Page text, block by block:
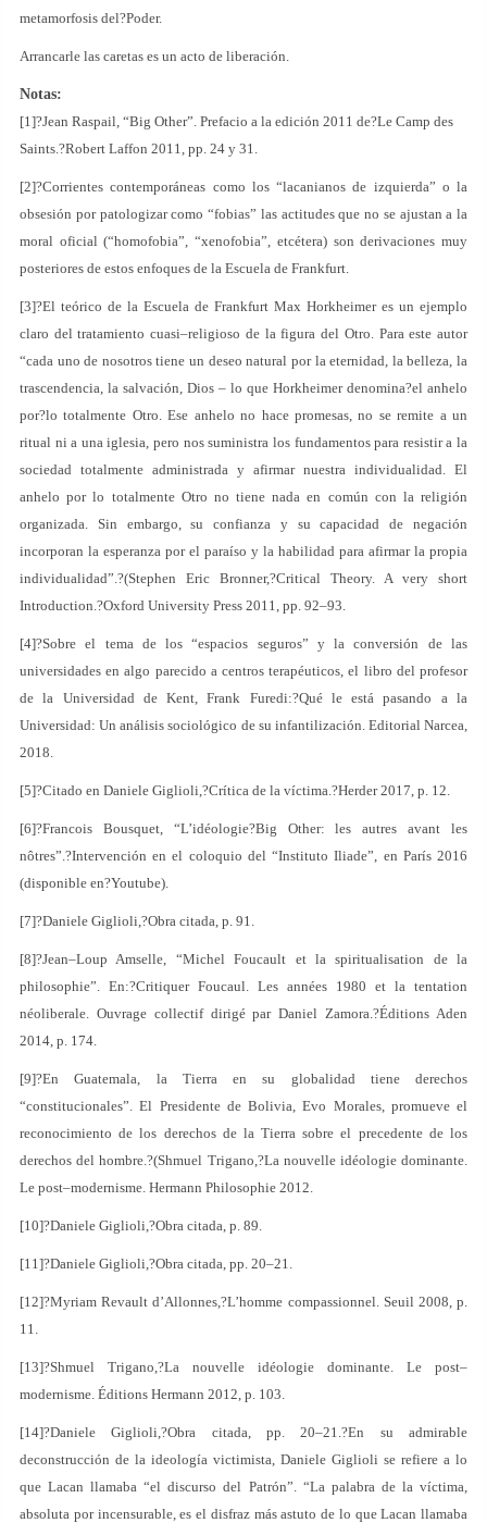
metamorfosis del?Poder.
Arrancarle las caretas es un acto de liberación.
Notas:
[1]?Jean Raspail, “Big Other”. Prefacio a la edición 2011 de?Le Camp des
Saints.?Robert Laffon 2011, pp. 24 y 31.
[2]?Corrientes contemporáneas como los “lacanianos de izquierda” o la
obsesión por patologizar como “fobias” las actitudes que no se ajustan a la
moral oficial (“homofobia”, “xenofobia”, etcétera) son derivaciones muy
posteriores de estos enfoques de la Escuela de Frankfurt.
[3]?El teórico de la Escuela de Frankfurt Max Horkheimer es un ejemplo
claro del tratamiento cuasi–religioso de la figura del Otro. Para este autor
“cada uno de nosotros tiene un deseo natural por la eternidad, la belleza, la
trascendencia, la salvación, Dios – lo que Horkheimer denomina?el anhelo
por?lo totalmente Otro. Ese anhelo no hace promesas, no se remite a un
ritual ni a una iglesia, pero nos suministra los fundamentos para resistir a la
sociedad totalmente administrada y afirmar nuestra individualidad. El
anhelo por lo totalmente Otro no tiene nada en común con la religión
organizada. Sin embargo, su confianza y su capacidad de negación
incorporan la esperanza por el paraíso y la habilidad para afirmar la propia
individualidad”.?(Stephen Eric Bronner,?Critical Theory. A very short
Introduction.?Oxford University Press 2011, pp. 92–93.
[4]?Sobre el tema de los “espacios seguros” y la conversión de las
universidades en algo parecido a centros terapéuticos, el libro del profesor
de la Universidad de Kent, Frank Furedi:?Qué le está pasando a la
Universidad: Un análisis sociológico de su infantilización. Editorial Narcea,
2018.
[5]?Citado en Daniele Giglioli,?Crítica de la víctima.?Herder 2017, p. 12.
[6]?Francois Bousquet, “L’idéologie?Big Other: les autres avant les
nôtres”.?Intervención en el coloquio del “Instituto Iliade”, en París 2016
(disponible en?Youtube).
[7]?Daniele Giglioli,?Obra citada, p. 91.
[8]?Jean–Loup Amselle, “Michel Foucault et la spiritualisation de la
philosophie”. En:?Critiquer Foucaul. Les années 1980 et la tentation
néoliberale. Ouvrage collectif dirigé par Daniel Zamora.?Éditions Aden
2014, p. 174.
[9]?En Guatemala, la Tierra en su globalidad tiene derechos
“constitucionales”. El Presidente de Bolivia, Evo Morales, promueve el
reconocimiento de los derechos de la Tierra sobre el precedente de los
derechos del hombre.?(Shmuel Trigano,?La nouvelle idéologie dominante.
Le post–modernisme. Hermann Philosophie 2012.
[10]?Daniele Giglioli,?Obra citada, p. 89.
[11]?Daniele Giglioli,?Obra citada, pp. 20–21.
[12]?Myriam Revault d’Allonnes,?L’homme compassionnel. Seuil 2008, p.
11.
[13]?Shmuel Trigano,?La nouvelle idéologie dominante. Le post–
modernisme. Éditions Hermann 2012, p. 103.
[14]?Daniele Giglioli,?Obra citada, pp. 20–21.?En su admirable
deconstrucción de la ideología victimista, Daniele Giglioli se refiere a lo
que Lacan llamaba “el discurso del Patrón”. “La palabra de la víctima,
absoluta por incensurable, es el disfraz más astuto de lo que Lacan llamaba